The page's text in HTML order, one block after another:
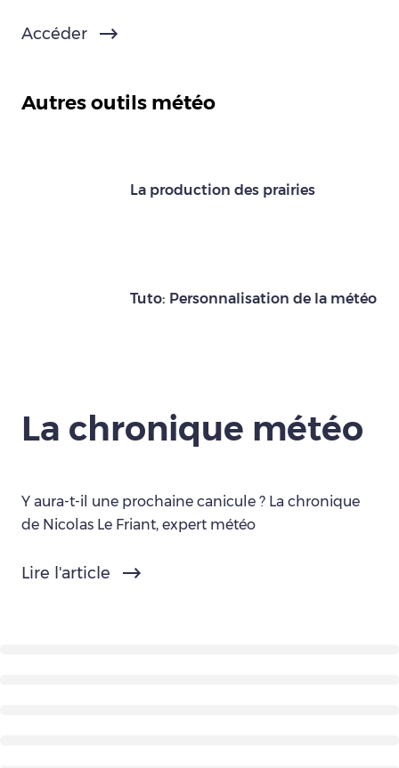
Accéder
Autres outils météo
La production des prairies
Tuto: Personnalisation de la météo
La chronique météo
Y aura-t-il une prochaine canicule ? La chronique
de Nicolas Le Friant, expert météo
Lire l'article